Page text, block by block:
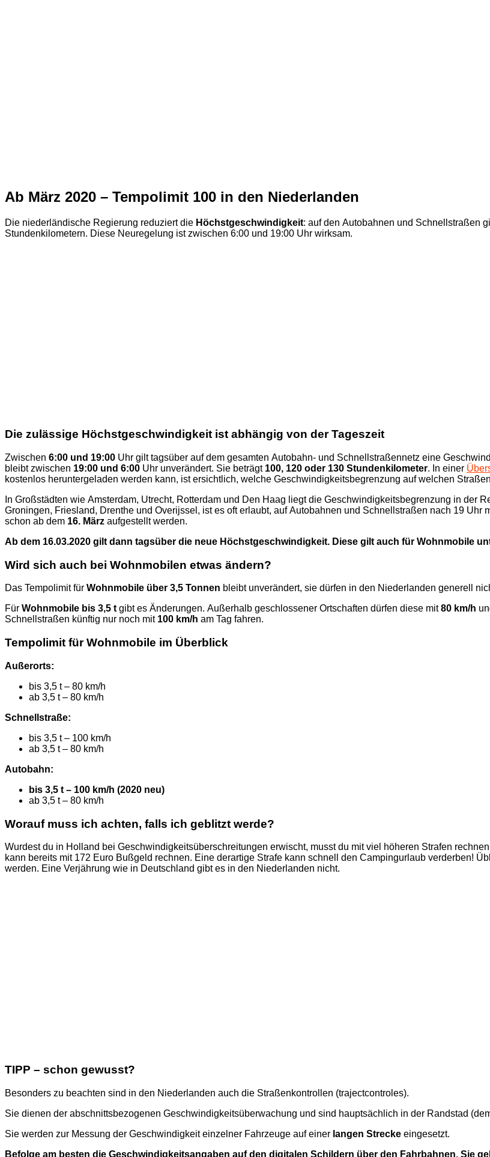
Ab März 2020 – Tempolimit 100 in den Niederlanden
Die niederländische Regierung reduziert die Höchstgeschwindigkeit: auf den Autobahnen und Schnellstraßen
Stundenkilometern. Diese Neuregelung ist zwischen 6:00 und 19:00 Uhr wirksam.
Die zulässige Höchstgeschwindigkeit ist abhängig von der Tageszeit
Zwischen 6:00 und 19:00 Uhr gilt tagsüber auf dem gesamten Autobahn- und Schnellstraßennetz eine
bleibt zwischen 19:00 und 6:00 Uhr unverändert. Sie beträgt 100, 120 oder 130 Stundenkilometer. In einer
kostenlos heruntergeladen werden kann, ist ersichtlich, welche Geschwindigkeitsbegrenzung auf welchen
In Großstädten wie Amsterdam, Utrecht, Rotterdam und Den Haag liegt die Geschwindigkeitsbegrenzung in der
Groningen, Friesland, Drenthe und Overijssel, ist es oft erlaubt, auf Autobahnen und Schnellstraßen nach 19 Uhr
schon ab dem 16. März aufgestellt werden.
Ab dem 16.03.2020 gilt dann tagsüber die neue Höchstgeschwindigkeit. Diese gilt auch für Wohnmobile
Wird sich auch bei Wohnmobilen etwas ändern?
Das Tempolimit für Wohnmobile über 3,5 Tonnen bleibt unverändert, sie dürfen in den Niederlanden generell
Für Wohnmobile bis 3,5 t gibt es Änderungen. Außerhalb geschlossener Ortschaften dürfen diese mit80 km/h
Schnellstraßen künftig nur noch mit 100 km/h am Tag fahren.
Tempolimit für Wohnmobile im Überblick
Außerorts:
bis 3,5 t – 80 km/h
ab 3,5 t – 80 km/h
Schnellstraße:
bis 3,5 t – 100 km/h
ab 3,5 t – 80 km/h
Autobahn:
bis 3,5 t – 100 km/h (2020 neu)
ab 3,5 t – 80 km/h
Worauf muss ich achten, falls ich geblitzt werde?
Wurdest du in Holland bei Geschwindigkeitsüberschreitungen erwischt, musst du mit viel höheren Strafen
kann bereits mit 172 Euro Bußgeld rechnen. Eine derartige Strafe kann schnell den Campingurlaub verderben!
werden. Eine Verjährung wie in Deutschland gibt es in den Niederlanden nicht.
TIPP – schon gewusst?
Besonders zu beachten sind in den Niederlanden auch die Straßenkontrollen (trajectcontroles).
Sie dienen der abschnittsbezogenen Geschwindigkeitsüberwachung und sind hauptsächlich in der Randstad
Sie werden zur Messung der Geschwindigkeit einzelner Fahrzeuge auf einer langen Strecke eingesetzt.
Befolge am besten die Geschwindigkeitsangaben auf den digitalen Schildern über den Fahrbahnen. Sie